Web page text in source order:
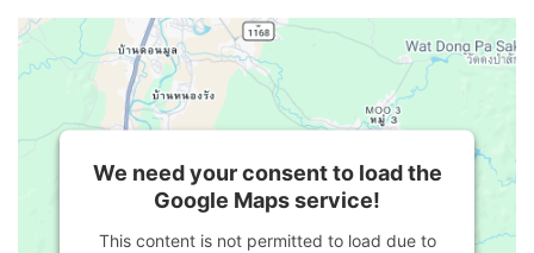
We need your consent to load the
Google Maps service!
This content is not permitted to load due to